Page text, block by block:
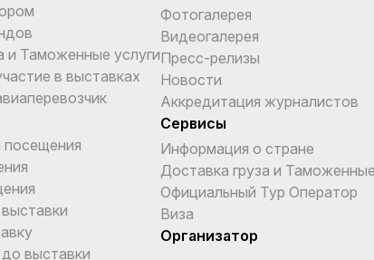
и Таможенные услуги
в выставках
выставки
Фотогалерея
Видеогалерея
Пресс-релизы
Новости
Аккредитация журналистов
Сервисы
Информация о стране
Доставка груза и
Официальный Тур Оператор
Виза
Организатор